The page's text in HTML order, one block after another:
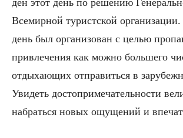
Всемирной туристской
день был организован с целью
привлечения как можно большего
отдыхающих отправиться в
Увидеть достопри­мечательности
набраться новых ощуще­ний и